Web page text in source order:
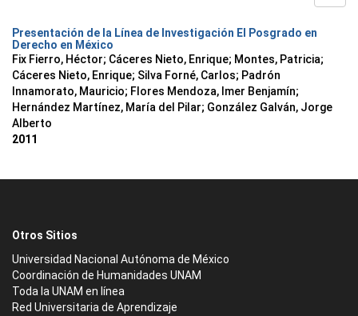
Presentación de la Línea de Investigación El Posgrado en
Derecho en México
Fix Fierro, Héctor; Cáceres Nieto, Enrique; Montes, Patricia;
Cáceres Nieto, Enrique; Silva Forné, Carlos; Padrón
Innamorato, Mauricio; Flores Mendoza, Imer Benjamín;
Hernández Martínez, María del Pilar; González Galván, Jorge
Alberto
2011
Otros Sitios
Universidad Nacional Autónoma de México
Coordinación de Humanidades UNAM
Toda la UNAM en línea
Red Universitaria de Aprendizaje